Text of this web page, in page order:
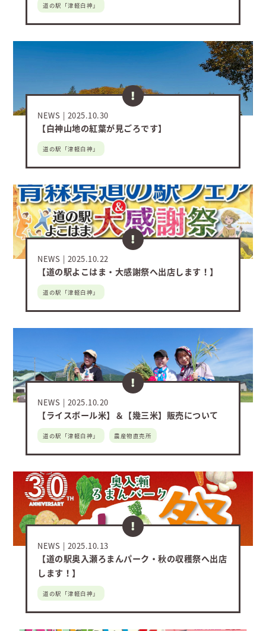
道の駅「津軽白神」
NEWS 2025.10.30
【白神山地の紅葉が見ごろです】
道の駅「津軽白神」
NEWS 2025.10.22
【道の駅よこはま・大感謝祭へ出店します！】
道の駅「津軽白神」
NEWS 2025.10.20
【ライスボール米】＆【幾三米】販売について
道の駅「津軽白神」 農産物直売所
NEWS 2025.10.13
【道の駅奥入瀬ろまんパーク・秋の収穫祭へ出店
します！】
道の駅「津軽白神」